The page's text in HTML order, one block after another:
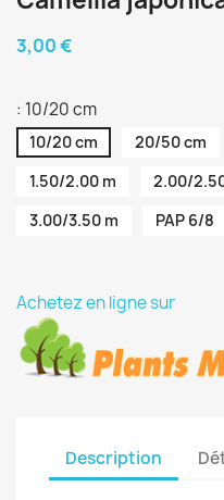
3,00 €
: 10/20 cm
10/20 cm 20/50 cm
1.50/2.00 m
2.00/
3.00/3.50 m
PAP 6/8
Achetez en ligne sur
Description